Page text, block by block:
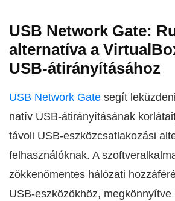
USB Network Gate:
alternatíva a
USB-átirányításához
USB Network Gate segít
natív USB-átirányításának
távoli USB-eszközcsatlakozási
felhasználóknak. A
zökkenőmentes hálózati
USB-eszközökhöz, megkönnyítve